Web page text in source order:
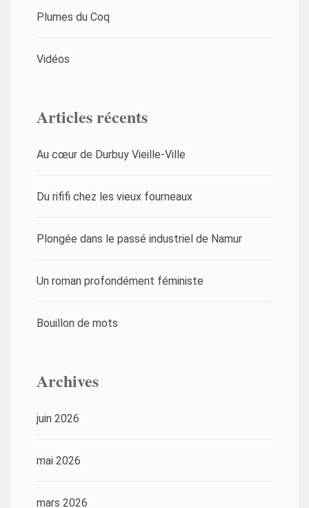
Plumes du Coq
Vidéos
Articles récents
Au cœur de Durbuy Vieille-Ville
Du rififi chez les vieux fourneaux
Plongée dans le passé industriel de Namur
Un roman profondément féministe
Bouillon de mots
Archives
juin 2026
mai 2026
mars 2026